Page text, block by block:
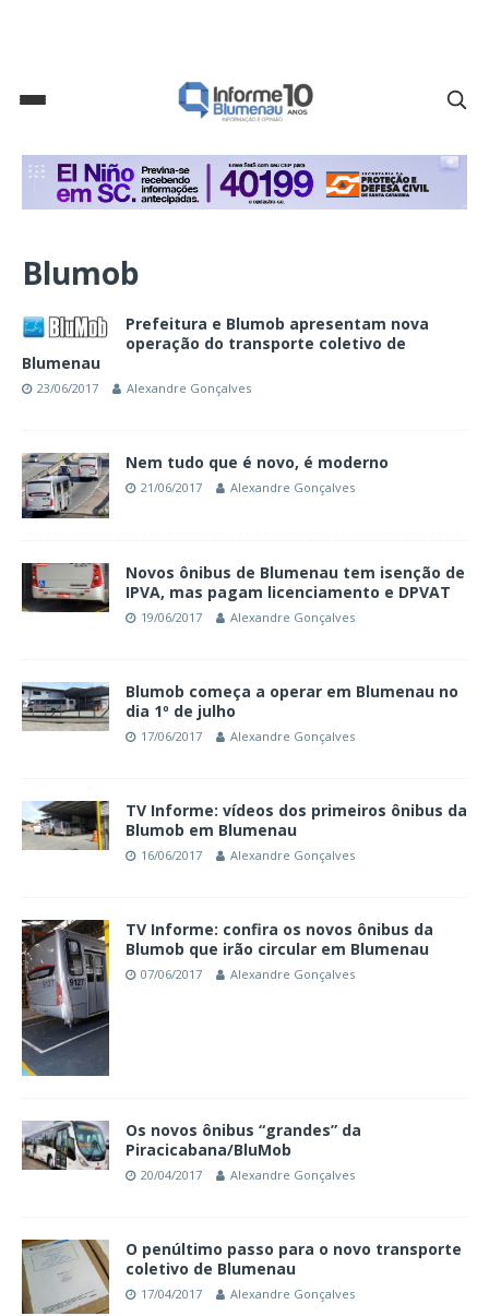
Blumob
Prefeitura e Blumob apresentam nova
operação do transporte coletivo de
Blumenau
23/06/2017 Alexandre Gonçalves
Nem tudo que é novo, é moderno
21/06/2017 Alexandre Gonçalves
Novos ônibus de Blumenau tem isenção de
IPVA, mas pagam licenciamento e DPVAT
19/06/2017 Alexandre Gonçalves
Blumob começa a operar em Blumenau no
dia 1º de julho
17/06/2017 Alexandre Gonçalves
TV Informe: vídeos dos primeiros ônibus da
Blumob em Blumenau
16/06/2017 Alexandre Gonçalves
TV Informe: confira os novos ônibus da
Blumob que irão circular em Blumenau
07/06/2017 Alexandre Gonçalves
Os novos ônibus “grandes” da
Piracicabana/BluMob
20/04/2017 Alexandre Gonçalves
O penúltimo passo para o novo transporte
coletivo de Blumenau
17/04/2017 Alexandre Gonçalves